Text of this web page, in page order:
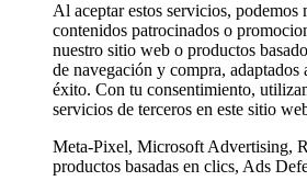
Al aceptar estos servicios, podemos
contenidos patrocinados o
nuestro sitio web o productos
de navegación y compra, adaptados
éxito. Con tu consentimiento,
servicios de terceros en este sitio
Meta-Pixel, Microsoft Advertising,
productos basadas en clics, Ads